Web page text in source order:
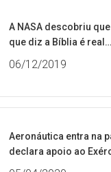
A NASA descobriu
que diz a Bíblia é real…
06/12/2019
Aeronáutica entra na
declara apoio ao